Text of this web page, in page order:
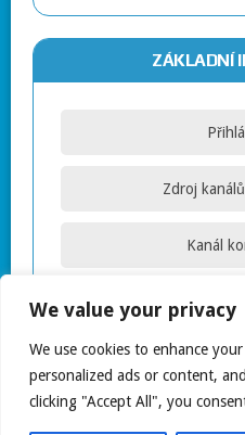
We value your privacy
We use cookies to enhance
personalized ads or content,
clicking "Accept All", you
ZÁKLADNÍ
Zdroj
Kanál
Česká